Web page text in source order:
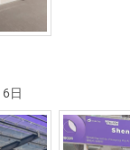
日